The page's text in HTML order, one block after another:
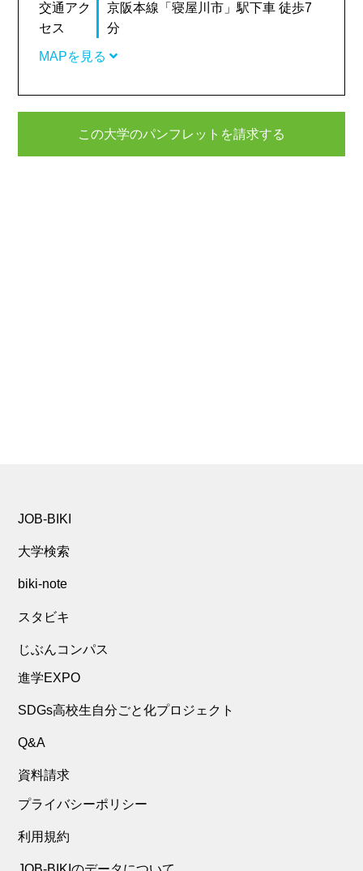
交通アク
セス
京阪本線「寝屋川市」駅下車 徒歩7
分
MAPを見る
この大学のパンフレットを請求する
JOB-BIKI
大学検索
biki-note
スタビキ
じぶんコンパス
進学EXPO
SDGs高校生自分ごと化プロジェクト
Q&A
資料請求
プライバシーポリシー
利用規約